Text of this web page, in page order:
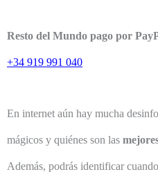
Resto del Mundo pago por
+34 919 991 040
En internet aún hay mucha
mágicos y quiénes son las
Además, podrás identificar